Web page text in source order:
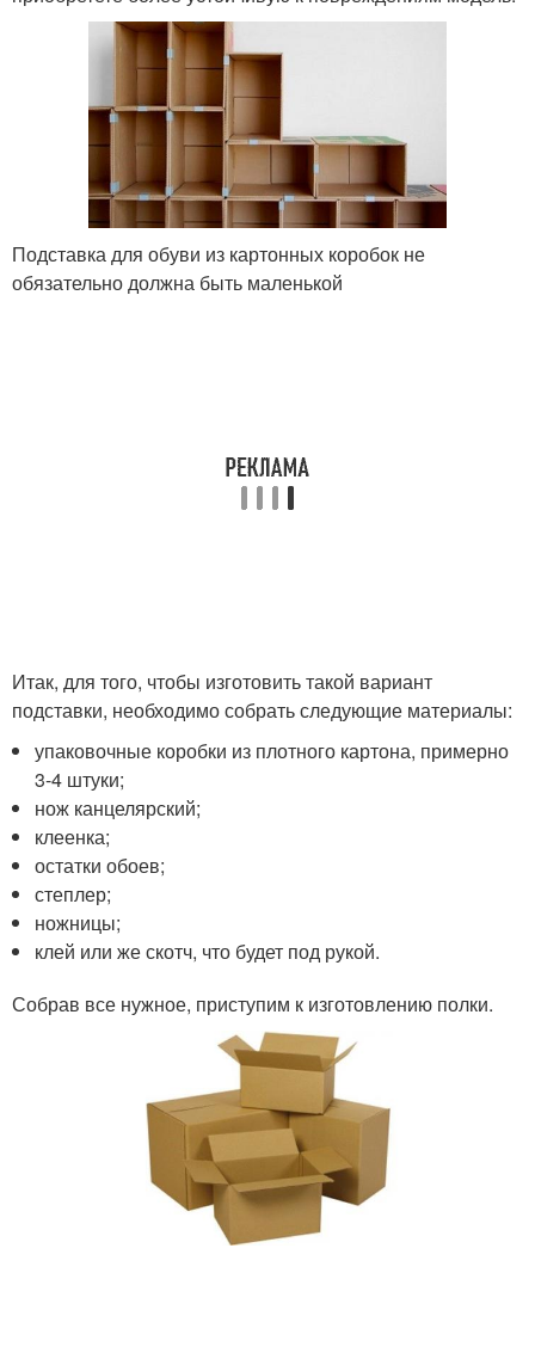
Подставка для обуви из картонных коробок не
обязательно должна быть маленькой
Итак, для того, чтобы изготовить такой вариант
подставки, необходимо собрать следующие материалы:
упаковочные коробки из плотного картона, примерно
3-4 штуки;
нож канцелярский;
клеенка;
остатки обоев;
степлер;
ножницы;
клей или же скотч, что будет под рукой.
Собрав все нужное, приступим к изготовлению полки.